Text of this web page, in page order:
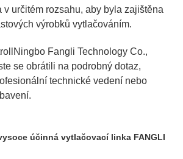
v určitém rozsahu, aby byla zajištěna
výrobků vytlačováním.
Ningbo Fangli Technology Co.,
se obrátili na podrobný dotaz,
technické vedení nebo
účinná vytlačovací linka FANGLI